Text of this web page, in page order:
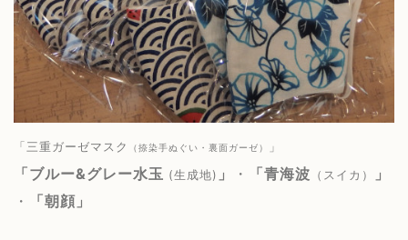
「三重ガーゼマスク （捺染手ぬぐい・裏面ガーゼ） 」
「ブルー&グレー水玉 (生成地) 」 ・ 「青海波 （スイカ）
」
・
「朝顔」